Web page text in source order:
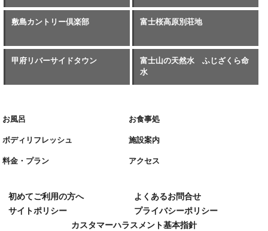
敷島カントリー倶楽部 富士桜高原別荘地
甲府リバーサイドタウン
富士山の天然水 ふじざくら命
水
お風呂 お食事処
ボディリフレッシュ 施設案内
料金・プラン アクセス
初めてご利用の方へ
よくあるお問合せ
サイトポリシー
プライバシーポリシー
カスタマーハラスメント基本指針